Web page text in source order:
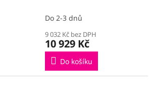
Do 2-3 dnů
9 032 Kč bez DPH
10 929 Kč
Do košíku